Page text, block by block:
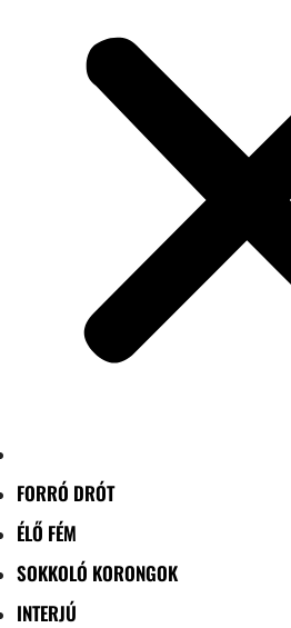
FORRÓ DRÓT
ÉLŐ FÉM
SOKKOLÓ KORONGOK
INTERJÚ